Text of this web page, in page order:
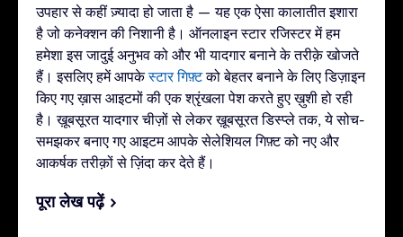
उपहार से कहीं ज़्यादा हो जाता है — यह एक ऐसा कालातीत इशारा
है जो कनेक्शन की निशानी है। ऑनलाइन स्टार रजिस्टर में हम
हमेशा इस जादुई अनुभव को और भी यादगार बनाने के तरीक़े खोजते
हैं। इसलिए हमें आपकेस्टार गिफ़्टको बेहतर बनाने के लिए डिज़ाइन
किए गए ख़ास आइटमों की एक श्रृंखला पेश करते हुए ख़ुशी हो रही
है। ख़ूबसूरत यादगार चीज़ों से लेकर ख़ूबसूरत डिस्प्ले तक, ये सोच-
समझकर बनाए गए आइटम आपके सेलेशियल गिफ़्ट को नए और
आकर्षक तरीक़ों से ज़िंदा कर देते हैं।
पूरा लेख पढ़ें